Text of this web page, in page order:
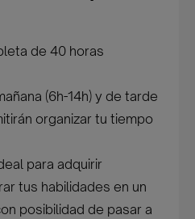
de 40 horas
(6h-14h) y de tarde
organizar tu tiempo
para adquirir
tus habilidades en un
posibilidad de pasar a